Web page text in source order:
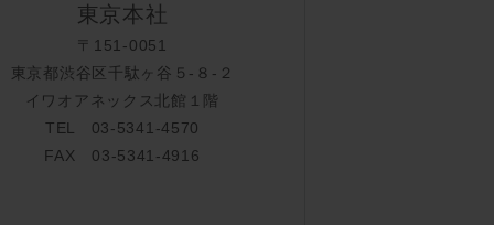
東京本社
〒151-0051
東京都渋谷区千駄ヶ谷５-８-２
イワオアネックス北館１階
TEL 03-5341-4570
FAX 03-5341-4916